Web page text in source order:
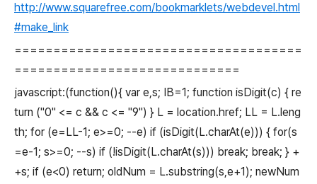
http://www.squarefree.com/bookmarklets/webdevel.html
#make_link
=====================================
=============================
javascript:(function(){ var e,s; IB=1; function isDigit(c) { re
turn ("0" <= c && c <= "9") } L = location.href; LL = L.leng
th; for (e=LL-1; e>=0; --e) if (isDigit(L.charAt(e))) { for(s
=e-1; s>=0; --s) if (!isDigit(L.charAt(s))) break; break; } +
+s; if (e<0) return; oldNum = L.substring(s,e+1); newNum